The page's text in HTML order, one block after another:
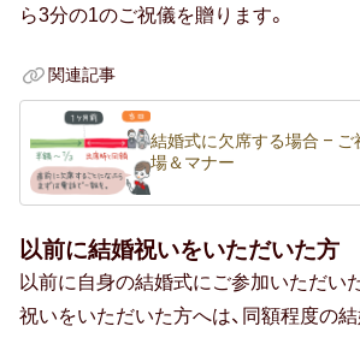
ら3分の1のご祝儀を贈ります。
関連記事
結婚式に欠席する場合 –
場＆マナー
以前に結婚祝いをいただいた方
以前に自身の結婚式にご参加いただい
祝いをいただいた方へは、同額程度の